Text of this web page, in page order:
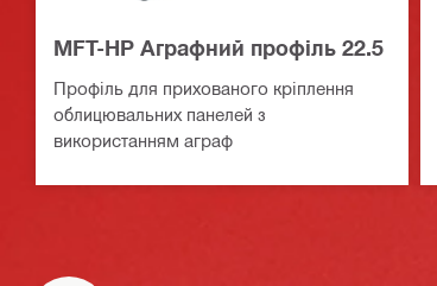
MFT-HP Аграфний профіль 22.5
Профіль для прихованого кріплення
облицювальних панелей з
використанням аграф